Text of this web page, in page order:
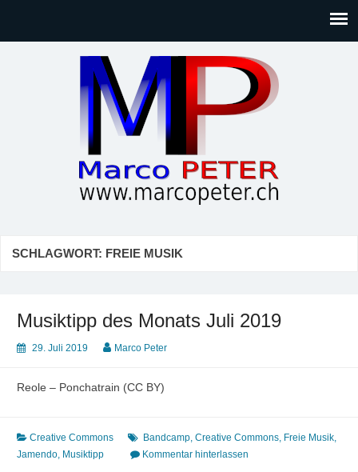
Gesellschaft, Musik, Photographie, Sport und Technik (IT)
SCHLAGWORT: FREIE MUSIK
Musiktipp des Monats Juli 2019
29. Juli 2019 Marco Peter
Reole – Ponchatrain (CC BY)
Creative Commons Bandcamp, Creative Commons, Freie Musik,
Jamendo, Musiktipp Kommentar hinterlassen